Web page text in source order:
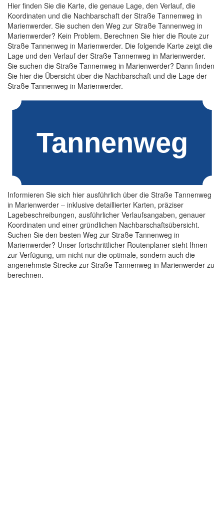
Hier finden Sie die Karte, die genaue Lage, den Verlauf, die
Koordinaten und die Nachbarschaft der Straße Tannenweg in
Marienwerder. Sie suchen den Weg zur Straße Tannenweg in
Marienwerder? Kein Problem. Berechnen Sie hier die Route zur
Straße Tannenweg in Marienwerder. Die folgende Karte zeigt die
Lage und den Verlauf der Straße Tannenweg in Marienwerder.
Sie suchen die Straße Tannenweg in Marienwerder? Dann finden
Sie hier die Übersicht über die Nachbarschaft und die Lage der
Straße Tannenweg in Marienwerder.
Informieren Sie sich hier ausführlich über die Straße Tannenweg
in Marienwerder – inklusive detaillierter Karten, präziser
Lagebeschreibungen, ausführlicher Verlaufsangaben, genauer
Koordinaten und einer gründlichen Nachbarschaftsübersicht.
Suchen Sie den besten Weg zur Straße Tannenweg in
Marienwerder? Unser fortschrittlicher Routenplaner steht Ihnen
zur Verfügung, um nicht nur die optimale, sondern auch die
angenehmste Strecke zur Straße Tannenweg in Marienwerder zu
berechnen.